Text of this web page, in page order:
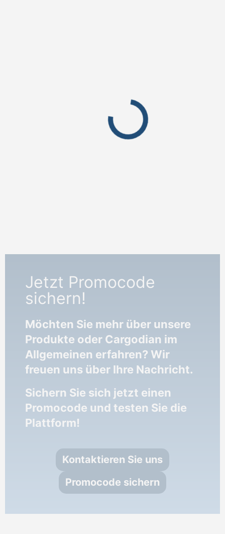
Jetzt Promocode
sichern!
Möchten Sie mehr über unsere
Produkte oder Cargodian im
Allgemeinen erfahren? Wir
freuen uns über Ihre Nachricht.
Sichern Sie sich jetzt einen
Promocode und testen Sie die
Plattform!
Kontaktieren Sie uns
Promocode sichern